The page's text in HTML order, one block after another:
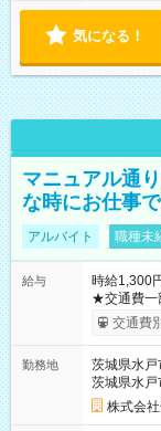
気になる！
マニュアル通
な時にお仕事
アルバイト 職種未
給与
時給1,300
★交通費一部支給 時給1,300円～ ※試
※勤務回
り！】 希
例】 ・河
×8時間＝
円の場合
円（役割手
交通費
勤務地
茨城県水戸
茨城県水戸
株式会